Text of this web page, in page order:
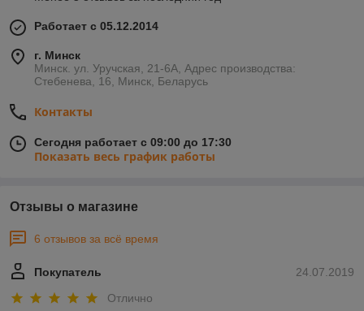
Работает с 05.12.2014
г. Минск
Минск. ул. Уручская, 21-6А, Адрес производства:
Стебенева, 16, Минск, Беларусь
Контакты
Сегодня работает с 09:00 до 17:30
Показать весь график работы
Отзывы о магазине
6 отзывов за всё время
24.07.2019
Покупатель
Отлично